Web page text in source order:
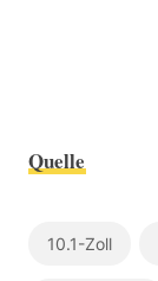
Quelle
10.1-Zoll